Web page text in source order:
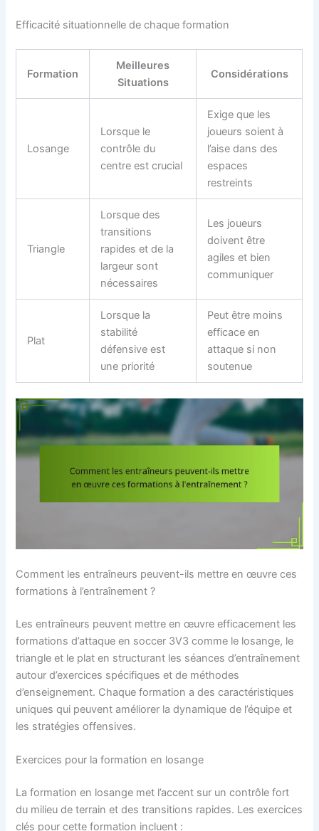
Efficacité situationnelle de chaque formation
Formation
Meilleures
Situations
Considérations
Losange
Lorsque le
contrôle du
centre est crucial
Exige que les
joueurs soient à
l’aise dans des
espaces
restreints
Triangle
Lorsque des
transitions
rapides et de la
largeur sont
nécessaires
Les joueurs
doivent être
agiles et bien
communiquer
Plat
Lorsque la
stabilité
défensive est
une priorité
Peut être moins
efficace en
attaque si non
soutenue
Comment les entraîneurs peuvent-ils mettre en œuvre ces
formations à l’entraînement ?
Les entraîneurs peuvent mettre en œuvre efficacement les
formations d’attaque en soccer 3V3 comme le losange, le
triangle et le plat en structurant les séances d’entraînement
autour d’exercices spécifiques et de méthodes
d’enseignement. Chaque formation a des caractéristiques
uniques qui peuvent améliorer la dynamique de l’équipe et
les stratégies offensives.
Exercices pour la formation en losange
La formation en losange met l’accent sur un contrôle fort
du milieu de terrain et des transitions rapides. Les exercices
clés pour cette formation incluent :